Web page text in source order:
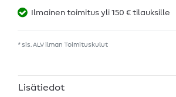
Ilmainen toimitus yli 150 € tilauksille
* sis. ALV ilman Toimituskulut
Lisätiedot